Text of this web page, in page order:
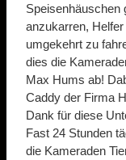
Speisenhäuschen
anzukarren,
umgekehrt zu
dies die
Max Hums ab!
Caddy der Firma
Dank für diese
Fast 24 Stunden
die Kameraden